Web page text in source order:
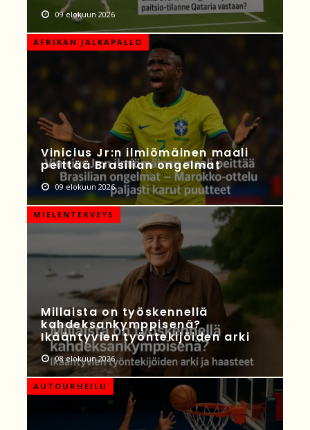
09 elokuun 2026
AFRIKAN JALKAPALLO
Vinicius Jr:n ilmiömäinen maali
peittää Brasilian ongelmat
09 elokuun 2026
MIELENTERVEYS
Millaista on työskennellä
kahdeksankymppisenä?
Ikääntyvien työntekijöiden arki
08 elokuun 2026
AUTOURHEILU